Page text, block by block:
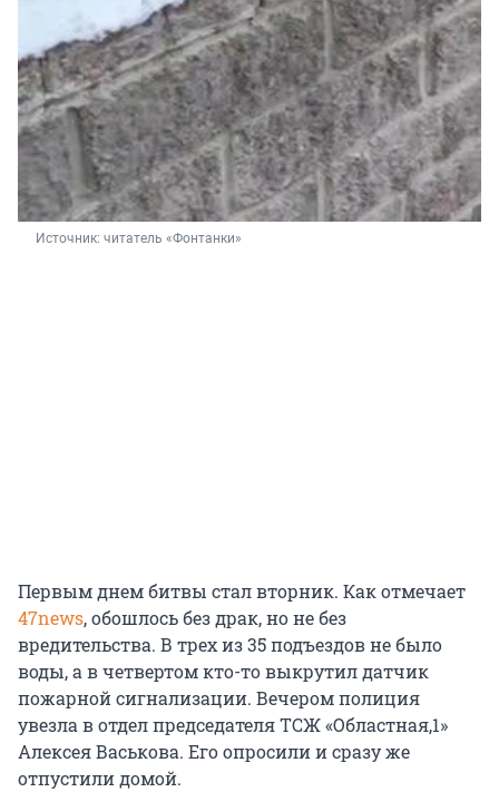
Источник: читатель «Фонтанки»
Первым днем битвы стал вторник. Как отмечает
47news, обошлось без драк, но не без
вредительства. В трех из 35 подъездов не было
воды, а в четвертом кто-то выкрутил датчик
пожарной сигнализации. Вечером полиция
увезла в отдел председателя ТСЖ «Областная,1»
Алексея Васькова. Его опросили и сразу же
отпустили домой.